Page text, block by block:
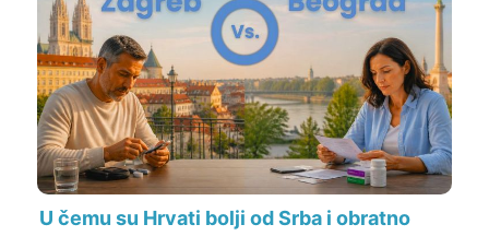
U čemu su Hrvati bolji od Srba i obratno